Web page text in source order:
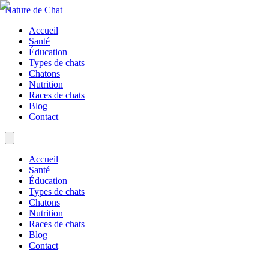
Nature de Chat
Accueil
Santé
Éducation
Types de chats
Chatons
Nutrition
Races de chats
Blog
Contact
Accueil
Santé
Éducation
Types de chats
Chatons
Nutrition
Races de chats
Blog
Contact